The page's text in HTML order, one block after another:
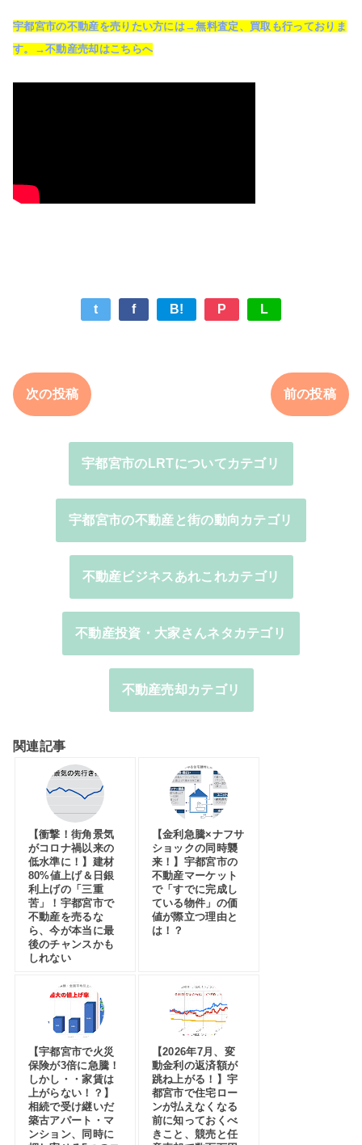
宇都宮市の不動産を売りたい方には→無料査定、買取も行っておりま
す。→不動産売却はこちらへ
t f B! P L
次の投稿 前の投稿
宇都宮市のLRTについてカテゴリ
宇都宮市の不動産と街の動向カテゴリ
不動産ビジネスあれこれカテゴリ
不動産投資・大家さんネタカテゴリ
不動産売却カテゴリ
関連記事
【衝撃！街角景気
がコロナ禍以来の
低水準に！】建材
80%値上げ＆日銀
利上げの「三重
苦」！宇都宮市で
不動産を売るな
ら、今が本当に最
後のチャンスかも
しれない
【金利急騰×ナフサ
ショックの同時襲
来！】宇都宮市の
不動産マーケット
で「すでに完成し
ている物件」の価
値が際立つ理由と
は！？
【宇都宮市で火災
保険が3倍に急騰！
しかし・・家賃は
上がらない！？】
相続で受け継いだ
築古アパート・マ
ンション、同時に
【2026年7月、変
動金利の返済額が
跳ね上がる！】宇
都宮市で住宅ロー
ンが払えなくなる
前に知っておくべ
きこと、競売と任